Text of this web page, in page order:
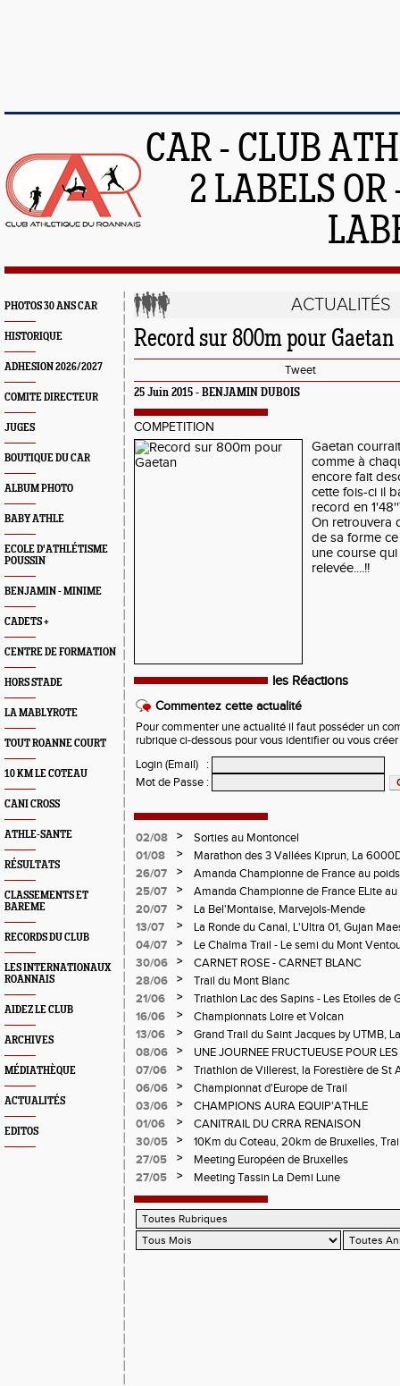
CAR - CLUB
2 LABELS
PHOTOS 30 ANS CAR
HISTORIQUE
ADHESION 2026/2027
COMITE DIRECTEUR
JUGES
BOUTIQUE DU CAR
ALBUM PHOTO
BABY ATHLE
ECOLE D'ATHLÉTISME
POUSSIN
BENJAMIN - MINIME
CADETS +
CENTRE DE FORMATION
HORS STADE
LA MABLYROTE
TOUT ROANNE COURT
10 KM LE COTEAU
CANI CROSS
ATHLE-SANTE
RÉSULTATS
CLASSEMENTS ET
BAREME
RECORDS DU CLUB
LES INTERNATIONAUX
ROANNAIS
AIDEZ LE CLUB
ARCHIVES
MÉDIATHÈQUE
ACTUALITÉS
EDITOS
ACTUALITÉS
Record sur 800m pour Gaetan
Tweet
25 Juin 2015 - BENJAMIN DUBOIS
COMPETITION
Gaetan
comme à
encore fait
cette fois-ci il
record en
On retrouvera
de sa forme
une course
relevée....!!
les Réactions
Commentez cette actualité
Pour commenter une actualité il faut posséder un
rubrique ci-dessous pour vous identifier ou vous
Login (Email)
:
Mot de Passe :
02/08 >
Sorties au Montoncel
01/08
>
Marathon des 3 Vallées Kiprun, La
Verticale d'Orcières, St Augustin
26/07 >
Amanda Championne de France au poids
25/07
>
Amanda Championne de France ELite
20/07
>
La Bel'Montaise, Marvejols-Mende
13/07
>
La Ronde du Canal, L'Ultra 01, Gujan
04/07
>
Le Chalma Trail - Le semi du Mont
Cublize - Les Passerelles de Monteynard
Pralognon La Vanoise
30/06 >
CARNET ROSE - CARNET BLANC
28/06
>
Trail du Mont Blanc
21/06
>
Triathlon Lac des Sapins - Les Etoiles de
16/06
>
Championnats Loire et Volcan
13/06
>
Grand Trail du Saint Jacques by UTMB,
d'Andrézieux-Bouthéon
08/06 >
UNE JOURNEE FRUCTUEUSE POUR
CHAMPIONNATS DE LA LOIRE A
07/06 >
Triathlon de Villerest, la Forestière de St
Circuit de la Sure, Tour du Pays Roannais
06/06 >
Championnat d'Europe de Trail
03/06
>
CHAMPIONS AURA EQUIP'ATHLE
01/06
>
CANITRAIL DU CRRA RENAISON
30/05
>
10Km du Coteau, 20km de Bruxelles,
Pilatrail
27/05 >
Meeting Européen de Bruxelles
27/05
> Meeting Tassin La Demi Lune